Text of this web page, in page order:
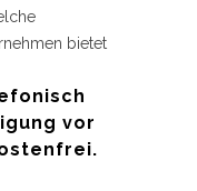
bietet
vor